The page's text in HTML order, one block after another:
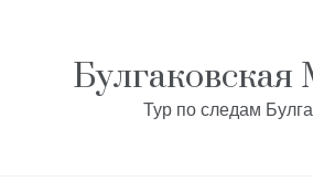
Булгаковская
Тур по следам